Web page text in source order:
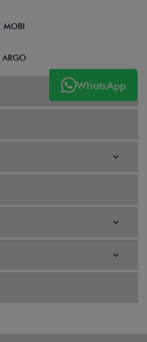
WhatsApp
MOBI
ARGO